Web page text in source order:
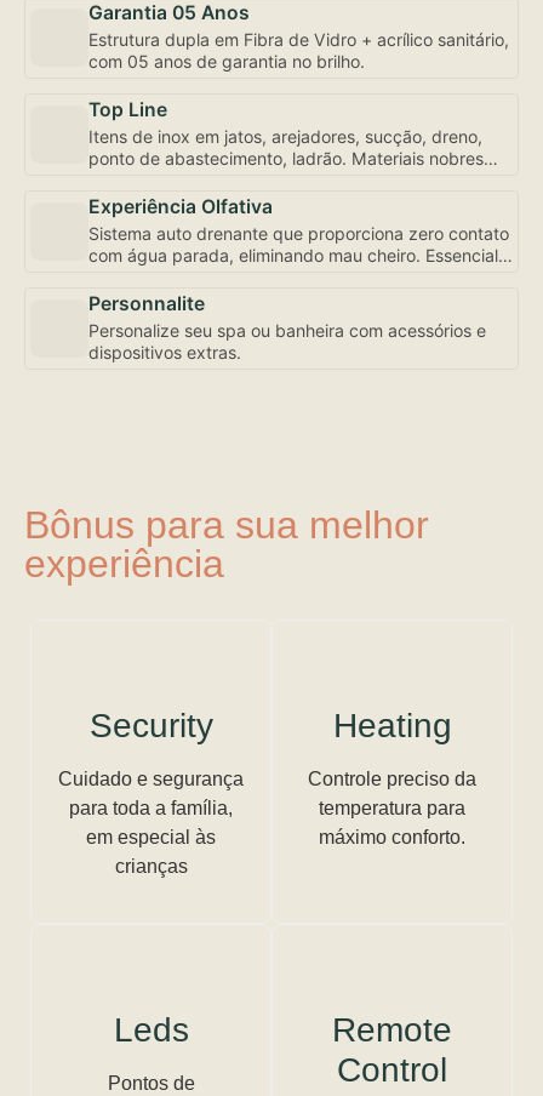
Garantia 05 Anos
Estrutura dupla em Fibra de Vidro + acrílico sanitário,
com 05 anos de garantia no brilho.
Top Line
Itens de inox em jatos, arejadores, sucção, dreno,
ponto de abastecimento, ladrão. Materiais nobres
Experiência Olfativa
Sistema auto drenante que proporciona zero contato
com água parada, eliminando mau cheiro. Essencial
Personnalite
Personalize seu spa ou banheira com acessórios e
dispositivos extras.
Bônus para sua melhor
experiência
Security
Cuidado e segurança
para toda a família,
em especial às
crianças
Heating
Controle preciso da
temperatura para
máximo conforto.
Leds
Pontos de
Remote
Control